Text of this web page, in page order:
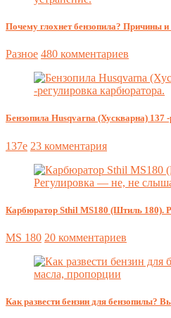
Почему глохнет бензопила? Причины и
Разное 480 комментариев
Бензопила Husqvarna (Хускварна) 137
137e 23 комментария
Карбюратор Sthil MS180 (Штиль 180).
MS 180 20 комментариев
Как развести бензин для бензопилы?